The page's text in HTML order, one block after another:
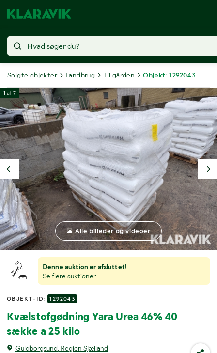
Solgte objekter Landbrug Til gården Objekt: 1292043
Denne auktion er afsluttet!
Se flere auktioner
OBJEKT-ID: 1292043
Kvælstofgødning Yara Urea 46% 40
sække a 25 kilo
Guldborgsund, Region Sjælland
1 af7
Alle billeder og videoer